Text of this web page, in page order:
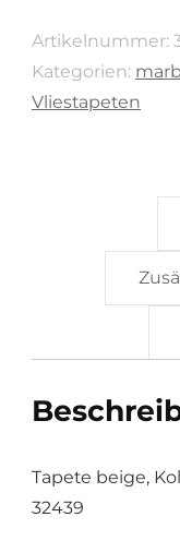
32439
Menge
Artikelnummer:
Kategorien:
Vliestapeten
Tapete beige,
32439